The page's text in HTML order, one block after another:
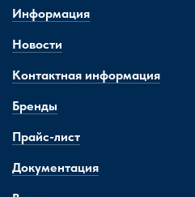
Информация
Новости
Контактная информация
Бренды
Прайс-лист
Документация